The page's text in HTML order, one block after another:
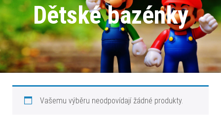
Dětské bazénky
Vašemu výběru neodpovídají žádné produkty.